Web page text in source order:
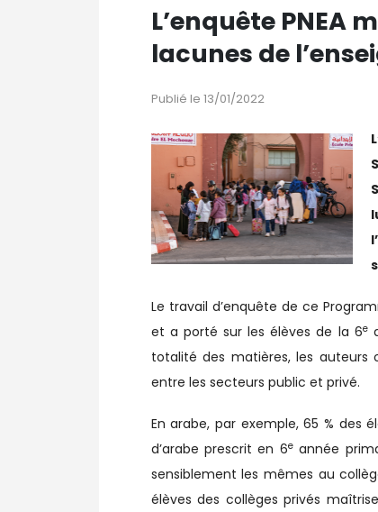
L’enquête PNEA
lacunes de
Publié le 13/01/2022
Le travail d’enquête de ce
et a porté sur les élèves de la 6e
totalité des matières, les
entre les secteurs public et privé.
En arabe, par exemple, 65 %
d’arabe prescrit en 6eannée
sensiblement les mêmes au
élèves des collèges privés